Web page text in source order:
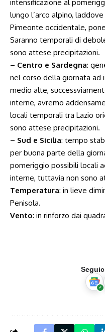
intensificazione al
lungo l’arco alpino,
Pimeonte occidentale,
Saranno temporali di
sono attese precipitazioni.
– Centro e Sardegna:
nel corso della giornata ad
medio alte,
interne, avremo
locali temporali tra Lazio
sono attese precipitazioni.
– Sud e Sicilia: tempo
per buona parte della
pomeriggio possibili locali
interne, tuttavia non sono
Temperatura: in lieve
Penisola.
Vento: in rinforzo dai